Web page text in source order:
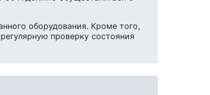
оборудования. Кроме того,
проверку состояния